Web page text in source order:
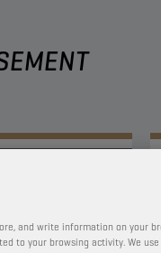
and write information on your
to your browsing activity. We